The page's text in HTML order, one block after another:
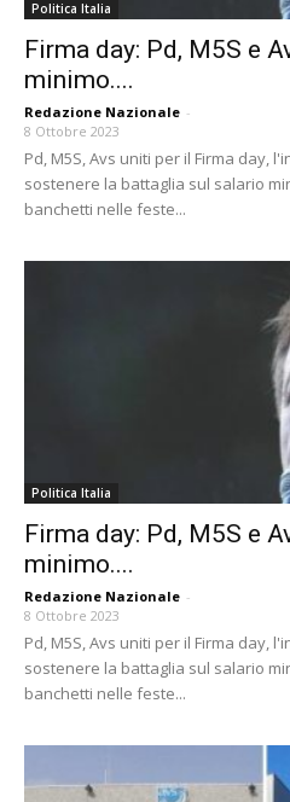
Politica Italia
Firma day: Pd, M5S e
minimo....
Redazione Nazionale -
8 Ottobre 2023
Pd, M5S, Avs uniti per il Firma day,
sostenere la battaglia sul salario
banchetti nelle feste...
Politica Italia
Firma day: Pd, M5S e
minimo....
Redazione Nazionale -
8 Ottobre 2023
Pd, M5S, Avs uniti per il Firma day,
sostenere la battaglia sul salario
banchetti nelle feste...